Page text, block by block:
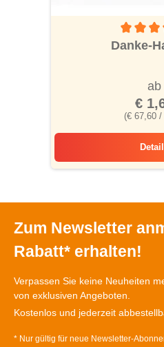
Danke-
(€ 67,60
ab
€
Zum Newsletter
Rabatt* erhalten!
Verpassen Sie keine Neuheiten
von exklusiven Angeboten.
Kostenlos und jederzeit
* Nur gültig für neue Newsletter-